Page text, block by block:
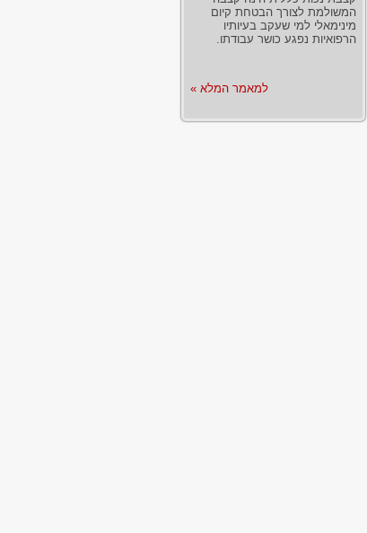
המשולמת לצורך הבטחת קיום
מינימאלי למי שעקב בעיותיו
הרפואיות נפגע כושר עבודתו.
למאמר המלא »